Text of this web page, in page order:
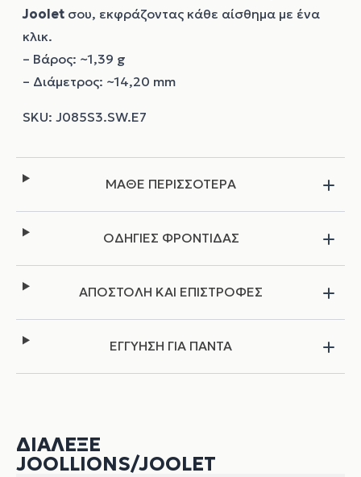
Joolet σου, εκφράζοντας κάθε αίσθημα με ένα
κλικ.
– Βάρος: ~1,39 g
– Διάμετρος: ~14,20 mm
ΜΑΘΕ ΠΕΡΙΣΣΟΤΕΡΑ
ΟΔΗΓΙΕΣ ΦΡΟΝΤΙΔΑΣ
ΑΠΟΣΤΟΛΗ ΚΑΙ ΕΠΙΣΤΡΟΦΕΣ
ΕΓΓΥΗΣΗ ΓΙΑ ΠΑΝΤΑ
ΔΙΆΛΕΞΕ
JOOLLIONS/JOOLET